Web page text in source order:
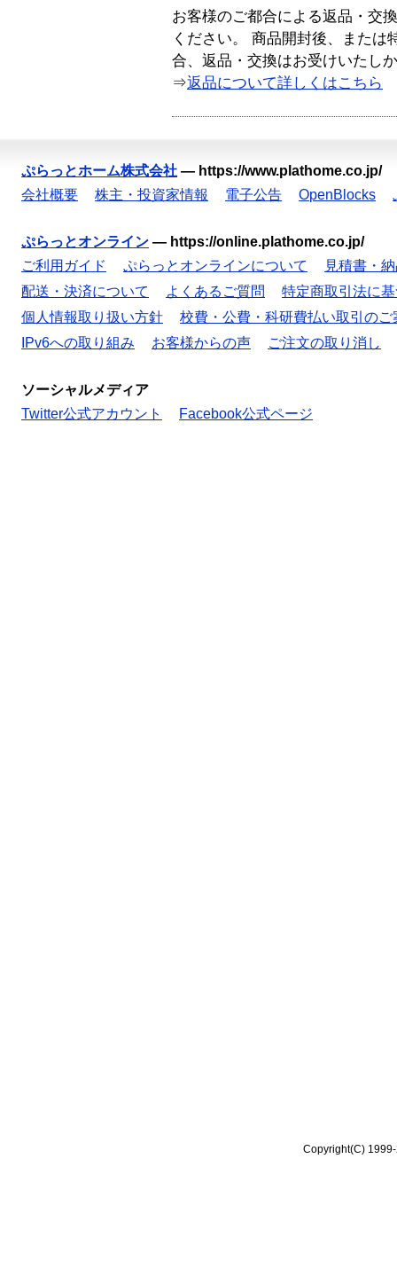
お客様のご都合による返品・交
ください。 商品開封後、または
合、返品・交換はお受けいたし
⇒返品について詳しくはこちら
ぷらっとホーム株式会社 — https://www.plathome.co.jp/
会社概要
株主・投資家情報 電子公告 OpenBlocks
ぷらっとオンライン — https://online.plathome.co.jp/
ご利用ガイド
ぷらっとオンラインについて
見積書・
配送・決済について
よくあるご質問
特定商取引法に
個人情報取り扱い方針
校費・公費・科研費払い取引のご
IPv6への取り組み
お客様からの声 ご注文の取り消し
ソーシャルメディア
Twitter公式アカウント
Facebook公式ページ
Copyright(C)